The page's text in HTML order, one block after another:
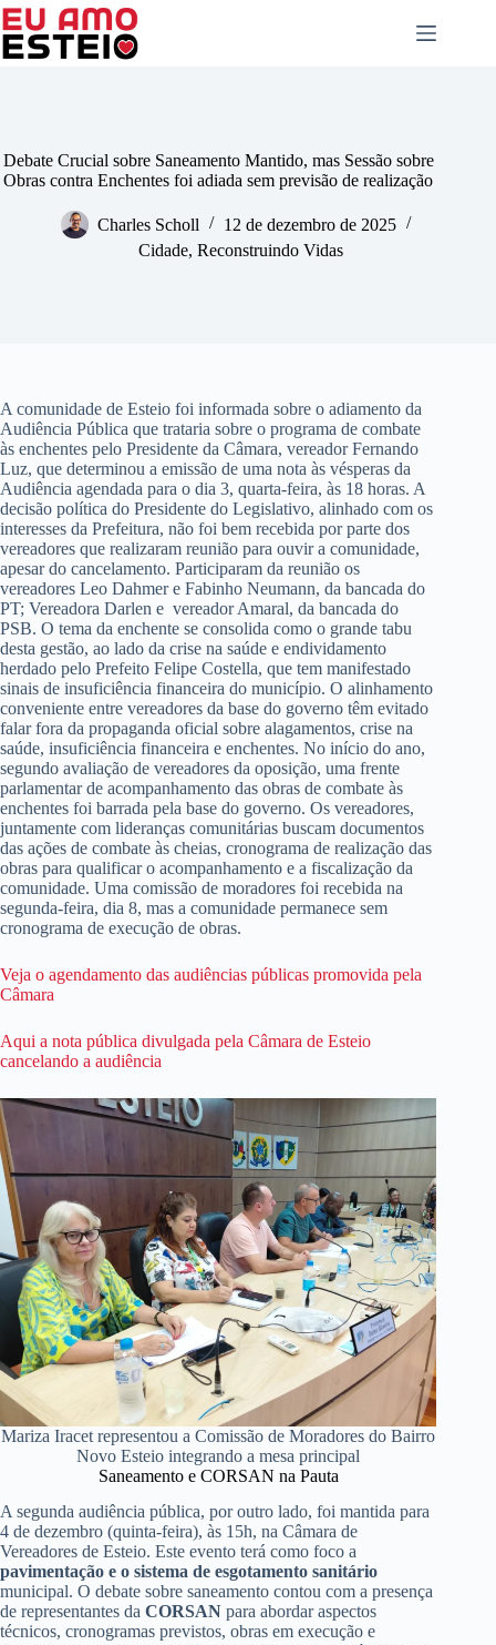
Pular
para
Debate Crucial sobre Saneamento Mantido, mas Sessão sobre
Obras contra Enchentes foi adiada sem previsão de realização
Charles Scholl
12 de dezembro de 2025
Cidade, Reconstruindo Vidas
A comunidade de Esteio foi informada sobre o adiamento da
Audiência Pública que trataria sobre o programa de combate
às enchentes pelo Presidente da Câmara, vereador Fernando
Luz, que determinou a emissão de uma nota às vésperas da
Audiência agendada para o dia 3, quarta-feira, às 18 horas. A
decisão política do Presidente do Legislativo, alinhado com os
interesses da Prefeitura, não foi bem recebida por parte dos
vereadores que realizaram reunião para ouvir a comunidade,
apesar do cancelamento. Participaram da reunião os
vereadores Leo Dahmer e Fabinho Neumann, da bancada do
PT; Vereadora Darlen e vereador Amaral, da bancada do
PSB. O tema da enchente se consolida como o grande tabu
desta gestão, ao lado da crise na saúde e endividamento
herdado pelo Prefeito Felipe Costella, que tem manifestado
sinais de insuficiência financeira do município. O alinhamento
conveniente entre vereadores da base do governo têm evitado
falar fora da propaganda oficial sobre alagamentos, crise na
saúde, insuficiência financeira e enchentes. No início do ano,
segundo avaliação de vereadores da oposição, uma frente
parlamentar de acompanhamento das obras de combate às
enchentes foi barrada pela base do governo. Os vereadores,
juntamente com lideranças comunitárias buscam documentos
das ações de combate às cheias, cronograma de realização das
obras para qualificar o acompanhamento e a fiscalização da
comunidade. Uma comissão de moradores foi recebida na
segunda-feira, dia 8, mas a comunidade permanece sem
cronograma de execução de obras.
Veja o agendamento das audiências públicas promovida pela
Câmara
Aqui a nota pública divulgada pela Câmara de Esteio
cancelando a audiência
Mariza Iracet representou a Comissão de Moradores do Bairro
Novo Esteio integrando a mesa principal
Saneamento e CORSAN na Pauta
A segunda audiência pública, por outro lado, foi mantida para
4 de dezembro (quinta-feira), às 15h, na Câmara de
Vereadores de Esteio. Este evento terá como foco a
pavimentação e o sistema de esgotamento sanitário
municipal. O debate sobre saneamento contou com a presença
de representantes da CORSAN para abordar aspectos
técnicos, cronogramas previstos, obras em execução e